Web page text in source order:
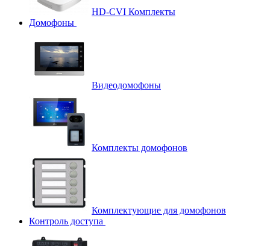
HD-CVI Комплекты
Домофоны
Видеодомофоны
Комплекты домофонов
Комплектующие для домофонов
Контроль доступа